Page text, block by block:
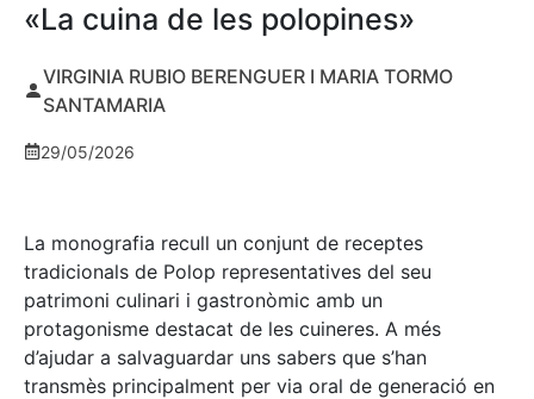
«La cuina de les polopines»
VIRGINIA RUBIO BERENGUER I MARIA TORMO
SANTAMARIA
29/05/2026
La monografia recull un conjunt de receptes
tradicionals de Polop representatives del seu
patrimoni culinari i gastronòmic amb un
protagonisme destacat de les cuineres. A més
d’ajudar a salvaguardar uns sabers que s’han
transmès principalment per via oral de generació en